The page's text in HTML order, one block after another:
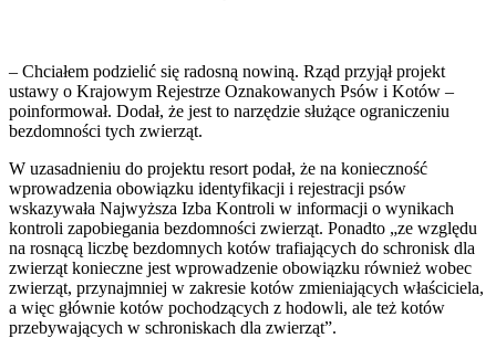
– Chciałem podzielić się radosną nowiną. Rząd przyjął projekt
ustawy o Krajowym Rejestrze Oznakowanych Psów i Kotów –
poinformował. Dodał, że jest to narzędzie służące ograniczeniu
bezdomności tych zwierząt.
W uzasadnieniu do projektu resort podał, że na konieczność
wprowadzenia obowiązku identyfikacji i rejestracji psów
wskazywała Najwyższa Izba Kontroli w informacji o wynikach
kontroli zapobiegania bezdomności zwierząt. Ponadto „ze względu
na rosnącą liczbę bezdomnych kotów trafiających do schronisk dla
zwierząt konieczne jest wprowadzenie obowiązku również wobec
zwierząt, przynajmniej w zakresie kotów zmieniających właściciela,
a więc głównie kotów pochodzących z hodowli, ale też kotów
przebywających w schroniskach dla zwierząt”.